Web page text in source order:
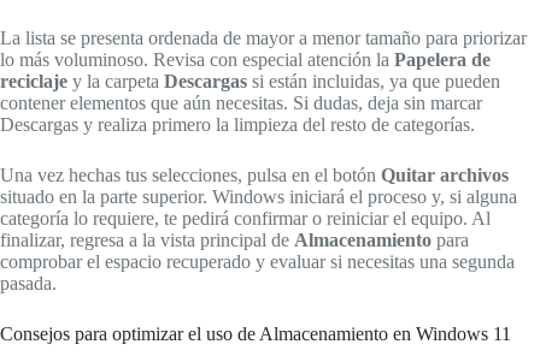
La lista se presenta ordenada de mayor a menor tamaño para priorizar
lo más voluminoso. Revisa con especial atención la Papelera de
reciclaje y la carpeta Descargas si están incluidas, ya que pueden
contener elementos que aún necesitas. Si dudas, deja sin marcar
Descargas y realiza primero la limpieza del resto de categorías.
Una vez hechas tus selecciones, pulsa en el botón Quitar archivos
situado en la parte superior. Windows iniciará el proceso y, si alguna
categoría lo requiere, te pedirá confirmar o reiniciar el equipo. Al
finalizar, regresa a la vista principal de Almacenamiento para
comprobar el espacio recuperado y evaluar si necesitas una segunda
pasada.
Consejos para optimizar el uso de Almacenamiento en Windows 11